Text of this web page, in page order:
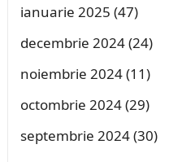
ianuarie 2025 (47)
decembrie 2024(24)
noiembrie 2024(11)
octombrie 2024(29)
septembrie 2024(30)